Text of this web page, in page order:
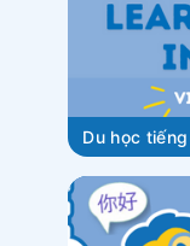
Du học